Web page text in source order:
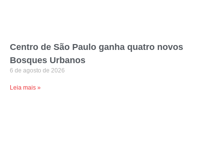
Centro de São Paulo ganha quatro novos
Bosques Urbanos
6 de agosto de 2026
Leia mais »